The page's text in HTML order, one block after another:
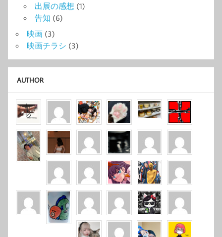
出展の感想 (1)
告知 (6)
映画 (3)
映画チラシ (3)
AUTHOR